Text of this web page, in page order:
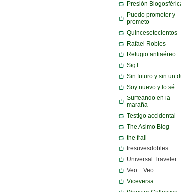
Presión
Puedo prometer y
prometo
Quincesetecientos
Rafael Robles
Refugio antiaéreo
SigT
Sin futuro y sin un
Soy nuevo y lo sé
Surfeando en la
maraña
Testigo accidental
The Asimo Blog
the frail
tresuvesdobles
Universal Traveler
Veo…Veo
Viceversa